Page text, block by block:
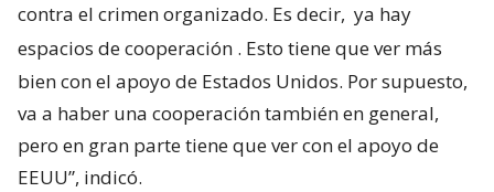
contra el crimen organizado. Es decir, ya hay
espacios de cooperación . Esto tiene que ver más
bien con el apoyo de Estados Unidos. Por supuesto,
va a haber una cooperación también en general,
pero en gran parte tiene que ver con el apoyo de
EEUU”, indicó.